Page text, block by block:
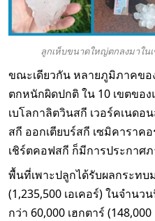
ลูกเห็บขนาดใหญ่ตกลงมาใน
ขณะเดียวกัน หลายภูมิภาคขอ
ตกหนักผิดปกติ ใน 10 เขตขอ
เบโลกาลิตวินสกี เวอร์คเนดอ
สกี ออกเตียบร์สกี เซมิคาราค
เชิร์ตคอฟสกี ก็มีการประกาศ
พื้นที่เพาะปลูกได้รับผลกระทบ
(1,235,500 เอเคอร์) ในจำน
กว่า 60,000 เฮกตาร์ (148,000